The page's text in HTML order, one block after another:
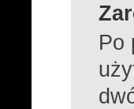
Po